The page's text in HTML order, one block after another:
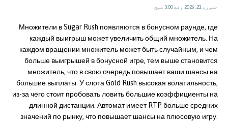
جنوری 21, 2026 وقت 3:00 صبح
Множители в Sugar Rush появляются в бонусном раунде, где
каждый выигрыш может увеличить общий множитель. На
каждом вращении множитель может быть случайным, и чем
больше выигрышей в бонусной игре, тем выше становится
множитель, что в свою очередь повышает ваши шансы на
большие выплаты. У слота Gold Rush высокая волатильность,
из-за чего стоит пробовать ловить большие коэффициенты на
длинной дистанции. Автомат имеет RTP больше средних
значений по рынку, что повышает шансы на плюсовую игру.